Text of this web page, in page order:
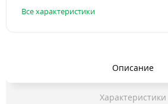
Все характеристики
Описание
Характеристики